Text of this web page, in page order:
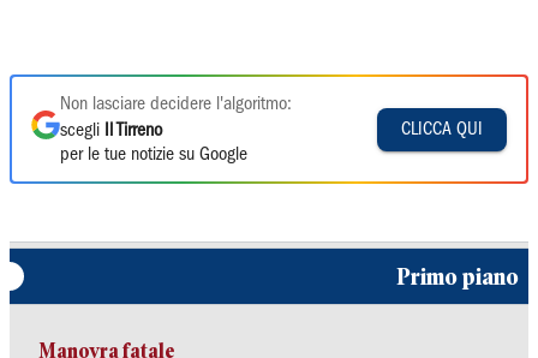
Non lasciare decidere l'algoritmo:
scegli
Il Tirreno
per le tue notizie su Google
CLICCA QUI
Primo piano
Manovra fatale